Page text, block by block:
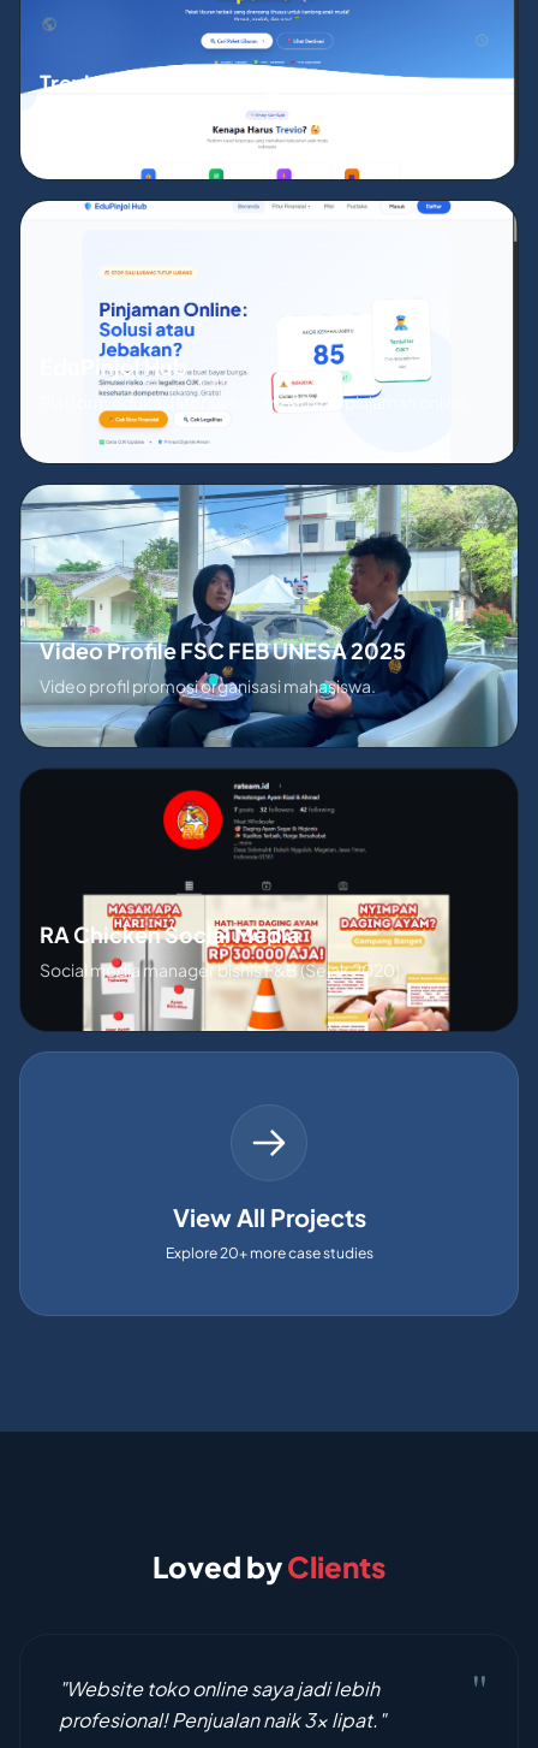
Trevio - Travel Booking
Platform booking paket wisata dan perjalanan open trip.
EduPinjol Hub
Platform edukasi literasi keuangan dan pinjaman online.
Video Profile FSC FEB UNESA 2025
Video profil promosi organisasi mahasiswa.
RA Chicken Social Media
Social media manager bisnis F&B (Sejak 2020).
View All Projects
Explore 20+ more case studies
Loved byClients
"
"Website toko online saya jadi lebih
profesional! Penjualan naik 3x lipat."